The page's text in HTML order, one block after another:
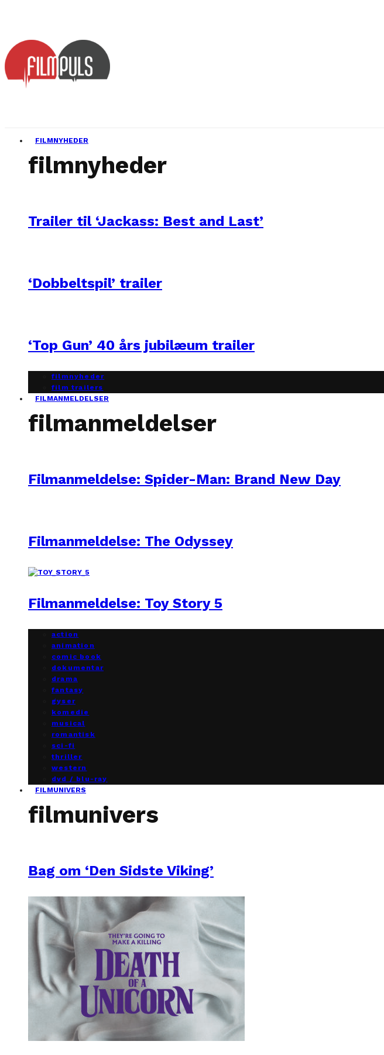
FILMNYHEDER
filmnyheder
Trailer til ‘Jackass: Best and Last’
‘Dobbeltspil’ trailer
‘Top Gun’ 40 års jubilæum trailer
filmnyheder
film trailers
FILMANMELDELSER
filmanmeldelser
Filmanmeldelse: Spider-Man: Brand New Day
Filmanmeldelse: The Odyssey
Filmanmeldelse: Toy Story 5
action
animation
comic book
dokumentar
drama
fantasy
gyser
komedie
musical
romantisk
sci-fi
thriller
western
dvd / blu-ray
FILMUNIVERS
filmunivers
Bag om ‘Den Sidste Viking’